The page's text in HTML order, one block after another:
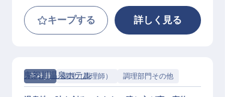
キープする 詳しく見る
正社員 調理（調理師） 調理部門その他
鬼怒川温泉ホテル